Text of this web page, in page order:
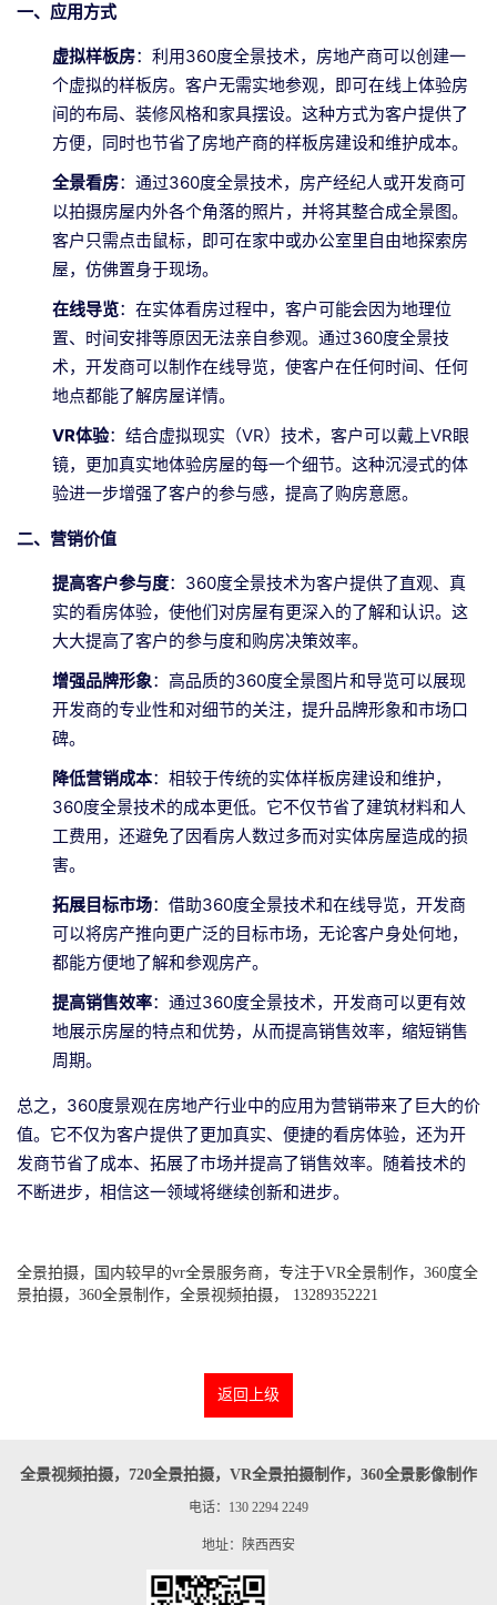
一、应用方式
虚拟样板房：利用360度全景技术，房地产商可以创建一
个虚拟的样板房。客户无需实地参观，即可在线上体验房
间的布局、装修风格和家具摆设。这种方式为客户提供了
方便，同时也节省了房地产商的样板房建设和维护成本。
全景看房：通过360度全景技术，房产经纪人或开发商可
以拍摄房屋内外各个角落的照片，并将其整合成全景图。
客户只需点击鼠标，即可在家中或办公室里自由地探索房
屋，仿佛置身于现场。
在线导览：在实体看房过程中，客户可能会因为地理位
置、时间安排等原因无法亲自参观。通过360度全景技
术，开发商可以制作在线导览，使客户在任何时间、任何
地点都能了解房屋详情。
VR体验：结合虚拟现实（VR）技术，客户可以戴上VR眼
镜，更加真实地体验房屋的每一个细节。这种沉浸式的体
验进一步增强了客户的参与感，提高了购房意愿。
二、营销价值
提高客户参与度：360度全景技术为客户提供了直观、真
实的看房体验，使他们对房屋有更深入的了解和认识。这
大大提高了客户的参与度和购房决策效率。
增强品牌形象：高品质的360度全景图片和导览可以展现
开发商的专业性和对细节的关注，提升品牌形象和市场口
碑。
降低营销成本：相较于传统的实体样板房建设和维护，
360度全景技术的成本更低。它不仅节省了建筑材料和人
工费用，还避免了因看房人数过多而对实体房屋造成的损
害。
拓展目标市场：借助360度全景技术和在线导览，开发商
可以将房产推向更广泛的目标市场，无论客户身处何地，
都能方便地了解和参观房产。
提高销售效率：通过360度全景技术，开发商可以更有效
地展示房屋的特点和优势，从而提高销售效率，缩短销售
周期。
总之，360度景观在房地产行业中的应用为营销带来了巨大的价
值。它不仅为客户提供了更加真实、便捷的看房体验，还为开
发商节省了成本、拓展了市场并提高了销售效率。随着技术的
不断进步，相信这一领域将继续创新和进步。
全景拍摄，国内较早的vr全景服务商，专注于VR全景制作，360度全
景拍摄，360全景制作，全景视频拍摄， 13289352221
返回上级
全景视频拍摄，720全景拍摄，VR全景拍摄制作，360全景影像制作
电话：130 2294 2249
地址：陕西西安